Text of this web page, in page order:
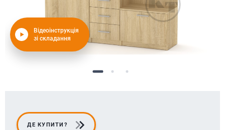
Відеоінструкція
зі складання
ДЕ КУПИТИ?